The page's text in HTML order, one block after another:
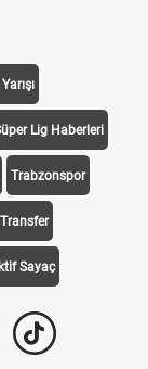
Lig Haberleri
Trabzonspor
Sayaç